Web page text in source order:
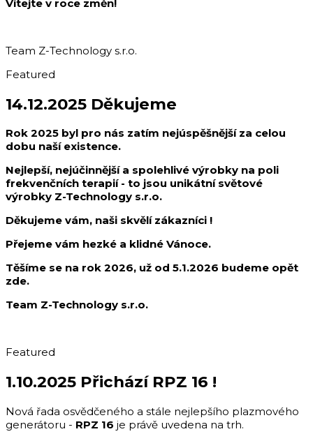
Vítejte v roce změn!
Team Z-Technology s.r.o.
Featured
14.12.2025 Děkujeme
Rok 2025 byl pro nás zatím nejúspěšnější za celou
dobu naší existence.
Nejlepší, nejúčinnější a spolehlivé výrobky na poli
frekvenčních terapií - to jsou unikátní světové
výrobky Z-Technology s.r.o.
Děkujeme vám, naši skvělí zákazníci !
Přejeme vám hezké a klidné Vánoce.
Těšíme se na rok 2026, už od 5.1.2026 budeme opět
zde.
Team Z-Technology s.r.o.
Featured
1.10.2025 Přichází RPZ 16 !
Nová řada osvědčeného a stále nejlepšího plazmového
generátoru - RPZ 16 je právě uvedena na trh.